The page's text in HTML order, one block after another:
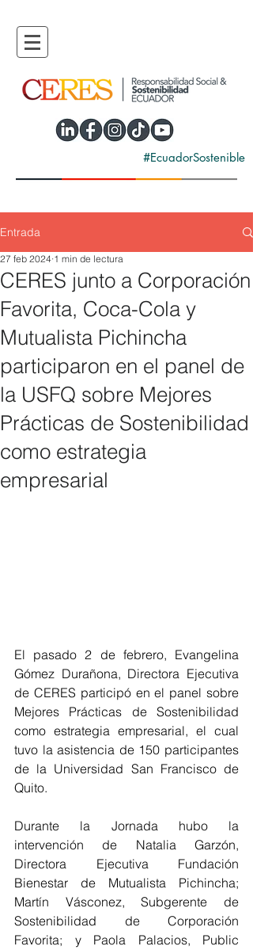
#EcuadorSostenible
Entrada
CERES junto a Corporación
Favorita, Coca-Cola y
Mutualista Pichincha
participaron en el panel de
la USFQ sobre Mejores
Prácticas de Sostenibilidad
como estrategia
empresarial
27 feb 2024 1 min de lectura
El pasado 2 de febrero, Evangelina
Gómez Durañona, Directora Ejecutiva
de CERES participó en el panel sobre
Mejores Prácticas de Sostenibilidad
como estrategia empresarial, el cual
tuvo la asistencia de 150 participantes
de la Universidad San Francisco de
Quito.
Durante la Jornada hubo la
intervención de Natalia Garzón,
Directora Ejecutiva Fundación
Bienestar de Mutualista Pichincha;
Martín Vásconez, Subgerente de
Sostenibilidad de Corporación
Favorita; y Paola Palacios, Public